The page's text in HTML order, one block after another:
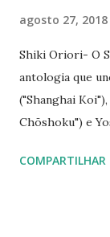
agosto 27, 2018
Shiki Oriori- O
antologia que
("Shanghai
Chōshoku") e
Li também
COMPARTILHAR